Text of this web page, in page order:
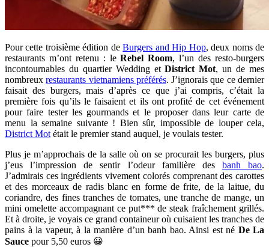
Pour cette troisième édition deBurgers and Hip Hop, deux noms de
restaurants m’ont retenu : leRebel Room, l’un des resto-burgers
incontournables du quartier Wedding etDistrict Mot, un de mes
nombreuxrestaurants vietnamiens préférés. J’ignorais que ce dernier
faisait des burgers, mais d’après ce que j’ai compris, c’était la
première fois qu’ils le faisaient et ils ont profité de cet événement
pour faire tester les gourmands et le proposer dans leur carte de
menu la semaine suivante ! Bien sûr, impossible de louper cela,
District Mot était le premier stand auquel, je voulais tester.
Plus je m’approchais de la salle où on se procurait les burgers, plus
j’eus l’impression de sentir l’odeur familière des banh bao.
J’admirais ces ingrédients vivement colorés comprenant des carottes
et des morceaux de radis blanc en forme de frite, de la laitue, du
coriandre, des fines tranches de tomates, une tranche de mange, un
mini omelette accompagnant ce put*** de steak fraîchement grillés.
Et à droite, je voyais ce grand containeur où cuisaient les tranches de
pains à la vapeur, à la manière d’un banh bao. Ainsi est né De La
Sauce pour 5,50 euros 😀